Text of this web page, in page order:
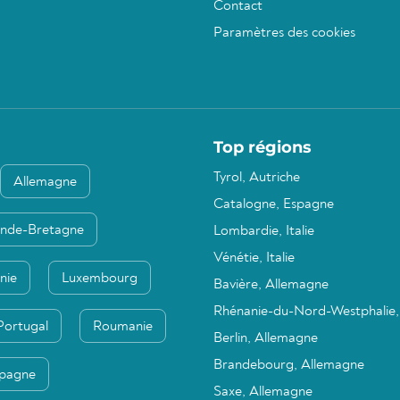
Contact
Paramètres des cookies
Allemagne
Bretagne
Luxembourg
Roumanie
Top régions
Tyrol, Autriche
Catalogne, Espagne
Lombardie, Italie
Vénétie, Italie
Bavière, Allemagne
Rhénanie-du-Nord-
Berlin, Allemagne
Brandebourg, Allemagne
Saxe, Allemagne